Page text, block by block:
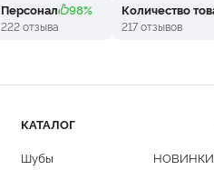
Персонал 98%
222 отзыва
Количество
217 отзывов
КАТАЛОГ
Шубы
НОВИНКИ